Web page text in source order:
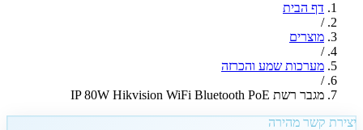
דף הבית
/
מוצרים
/
מערכות שמע והכרזה
/
מגבר רשת IP 80W Hikvision WiFi Bluetooth PoE
יצירת קשר מהירה